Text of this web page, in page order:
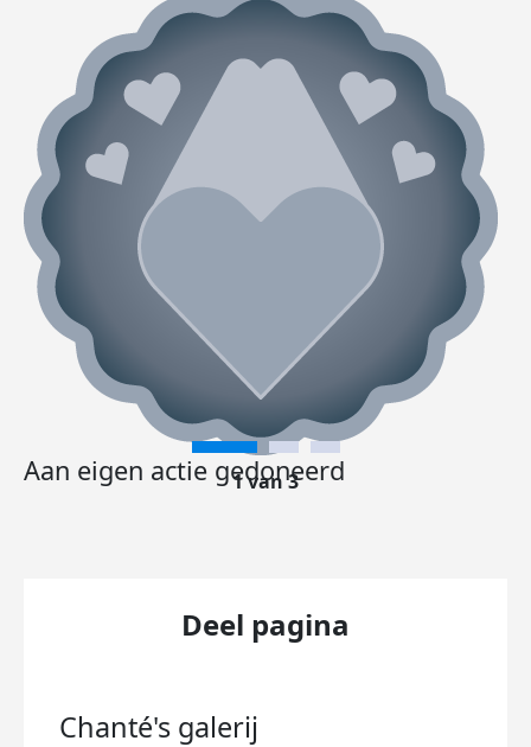
Aan eigen actie gedoneerd
1 van 3
Deel pagina
Chanté's galerij